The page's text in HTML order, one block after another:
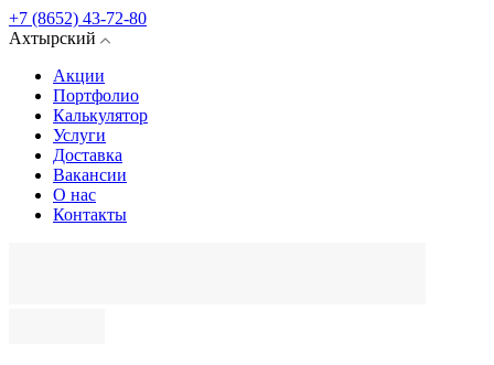
+7 (8652) 43-72-80
Ахтырский
Акции
Портфолио
Калькулятор
Услуги
Доставка
Вакансии
О нас
Контакты